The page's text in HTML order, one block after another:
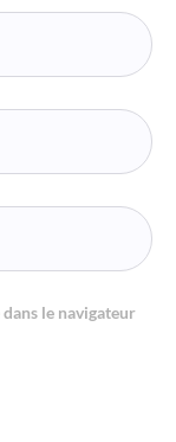
le navigateur